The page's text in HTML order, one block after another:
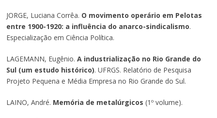
JORGE, Luciana Corrêa. O movimento operário em Pelotas
entre 1900-1920: a influência do anarco-sindicalismo.
Especialização em Ciência Política.
LAGEMANN, Eugênio. A industrialização no Rio Grande do
Sul (um estudo histórico). UFRGS. Relatório de Pesquisa
Projeto Pequena e Média Empresa no Rio Grande do Sul.
LAINO, André. Memória de metalúrgicos (1º volume).